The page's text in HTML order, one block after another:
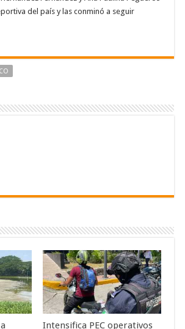
del país y las conminó a seguir
Intensifica PEC operativos